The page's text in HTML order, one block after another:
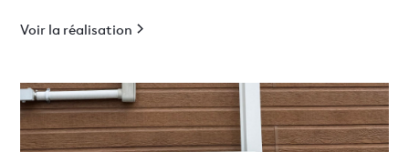
Voir la réalisation